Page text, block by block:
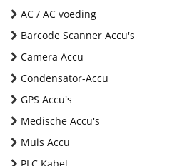
AC / AC voeding
Barcode Scanner Accu's
Camera Accu
Condensator-Accu
GPS Accu's
Medische Accu's
Muis Accu